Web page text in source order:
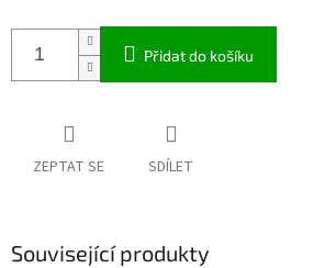
Přidat do košíku
ZEPTAT SE SDÍLET
Související produkty